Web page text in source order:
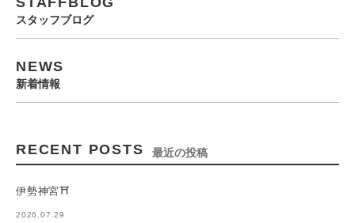
スタッフブログ
NEWS
新着情報
RECENT POSTS 最近の投稿
伊勢神宮⛩️
2026.07.29